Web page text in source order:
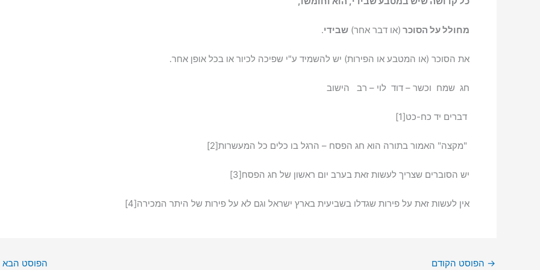
מחולל על הסוכר (או דבר אחר) שבידי.
את הסוכר (או המטבע או הפירות) יש להשמיד ע"י שפיכה לכיור או בכל אופן אחר.
חג שמח וכשר – דוד לוי – רב הישוב
דברים יד כח-כט[1]
"מקצה" האמור בתורה הוא חג הפסח – הרגל בו כלים כל המעשרות[2]
יש הסוברים שצריך לעשות זאת בערב יום ראשון של חג הפסח[3]
אין לעשות זאת על פירות שגדלו בשביעית בארץ ישראל וגם לא על פירות של היתר המכירה[4]
→ הפוסט הקודם הפוסט הבא